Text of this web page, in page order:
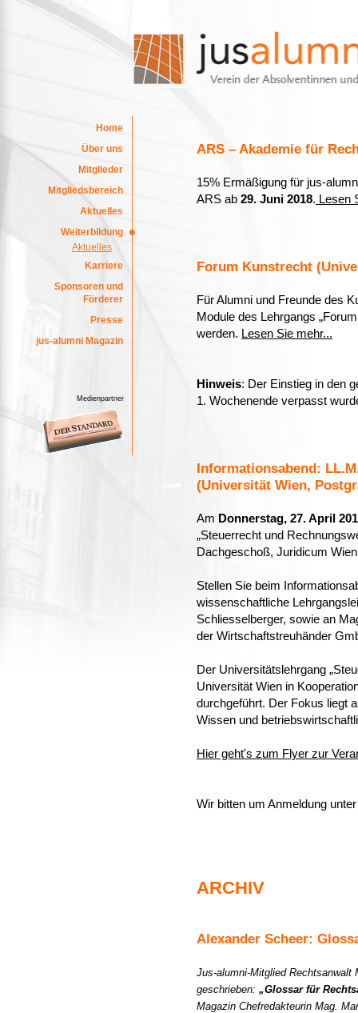
Home
Über uns
Mitglieder
Mitgliedsbereich
Aktuelles
Weiterbildung
Aktuelles
Karriere
Sponsoren und
Förderer
Presse
jus-alumni Magazin
Medienpartner
ARS – Akademie für
15% Ermäßigung für jus-
ARS ab 29. Juni 2018. Lesen
Forum Kunstrecht
Für Alumni und Freunde des
Module des Lehrgangs
werden. Lesen Sie mehr...
Hinweis: Der Einstieg in den
1. Wochenende verpasst
Informationsabend:
(Universität Wien,
Am Donnerstag, 27. April
„Steuerrecht und
Dachgeschoß, Juridicum
Stellen Sie beim
wissenschaftliche
Schliesselberger, sowie an
der Wirtschaftstreuhänder
Der Universitätslehrgang
Universität Wien in
durchgeführt. Der Fokus liegt
Wissen und
Hier geht's zum Flyer zur
Wir bitten um Anmeldung
ARCHIV
Alexander Scheer:
Jus-alumni-Mitglied Rechtsanwalt
geschrieben: „Glossar für
Magazin Chefredakteurin Mag.